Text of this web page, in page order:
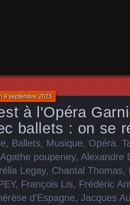
à l'Opéra
ballets : on se
9 septembre 2015
Ballets, Musique, Opéra.
Agathe poupeney, Alexandre
Legay, Chantal Thomas,
, François Lis, Frédéric
d'Espagne, Jacques